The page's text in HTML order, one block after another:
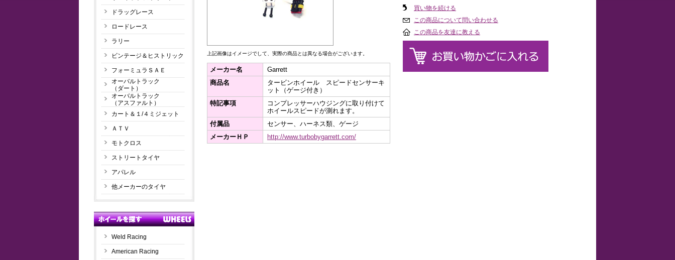
ドラッグレース
ロードレース
ラリー
ビンテージ＆ヒストリック
フォーミュラＳＡＥ
オーバルトラック
（ダート）
オーバルトラック
（アスファルト）
カート＆１/４ミジェット
ＡＴＶ
モトクロス
ストリートタイヤ
アパレル
他メーカーのタイヤ
Weld Racing
American Racing
上記画像はイメージでして、実際の商品とは異なる場合がございます。
メーカー名
Garrett
商品名
タービンホイール スピードセンサーキ
ット（ゲージ付き）
特記事項
コンプレッサーハウジングに取り付けて
ホイールスピードが測れます。
付属品
センサー、ハーネス類、ゲージ
メーカーＨＰ
http://www.turbobygarrett.com/
買い物を続ける
この商品について問い合わせる
この商品を友達に教える